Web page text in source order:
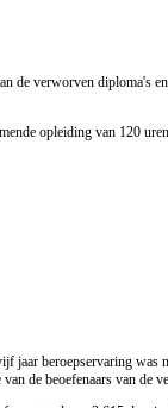
verworven diploma's
opleiding van 120 uren
beroepservaring
de beoefenaars van de